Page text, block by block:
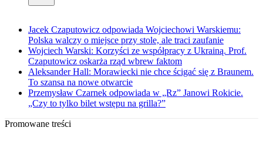
Jacek Czaputowicz odpowiada Wojciechowi Warskiemu:
Polska walczy o miejsce przy stole, ale traci zaufanie
Wojciech Warski: Korzyści ze współpracy z Ukrainą. Prof.
Czaputowicz oskarża rząd wbrew faktom
Aleksander Hall: Morawiecki nie chce ścigać się z Braunem.
To szansa na nowe otwarcie
Przemysław Czarnek odpowiada w „Rz” Janowi Rokicie.
„Czy to tylko bilet wstępu na grilla?”
Promowane treści